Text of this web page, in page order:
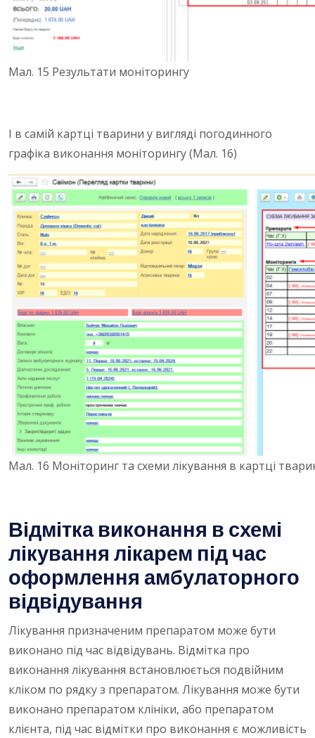
Мал. 15 Результати моніторингу
І в самій картці тварини у вигляді погодинного
графіка виконання моніторингу (Мал. 16)
Мал. 16 Моніторинг та схеми лікування в картці
Відмітка виконання в схемі
лікування лікарем під час
оформлення амбулаторного
відвідування
Лікування призначеним препаратом може бути
виконано під час відвідувань. Відмітка про
виконання лікування встановлюється подвійним
кліком по рядку з препаратом. Лікування може бути
виконано препаратом клініки, або препаратом
клієнта, під час відмітки про виконання є можливість